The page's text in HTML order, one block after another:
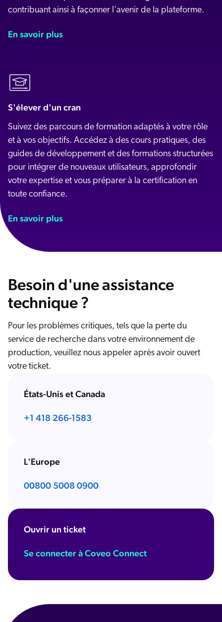
contribuant ainsi à façonner l'avenir de la plateforme.
En savoir plus
S'élever d'un cran
Suivez des parcours de formation adaptés à votre rôle
et à vos objectifs. Accédez à des cours pratiques, des
guides de développement et des formations structurées
pour intégrer de nouveaux utilisateurs, approfondir
votre expertise et vous préparer à la certification en
toute confiance.
En savoir plus
Besoin d'une assistance
technique ?
Pour les problèmes critiques, tels que la perte du
service de recherche dans votre environnement de
production, veuillez nous appeler après avoir ouvert
votre ticket.
États-Unis et Canada
+1 418 266-1583
L'Europe
00800 5008 0900
Ouvrir un ticket
Se connecter à Coveo Connect